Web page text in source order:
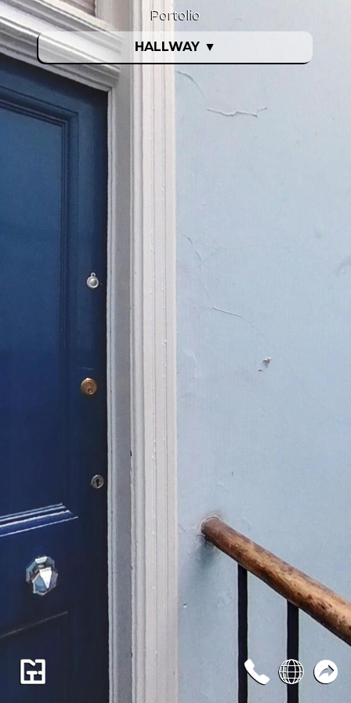
HALLWAY ▼
Portolio